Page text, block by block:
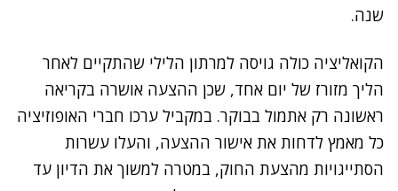
שנה.
הקואליציה כולה גויסה למרתון הלילי שהתקיים לאחר
הליך מזורז של יום אחד, שכן ההצעה אושרה בקריאה
ראשונה רק אתמול בבוקר. במקביל ערכו חברי האופוזיציה
כל מאמץ לדחות את אישור ההצעה, והעלו עשרות
הסתייגויות מהצעת החוק, במטרה למשוך את הדיון עד